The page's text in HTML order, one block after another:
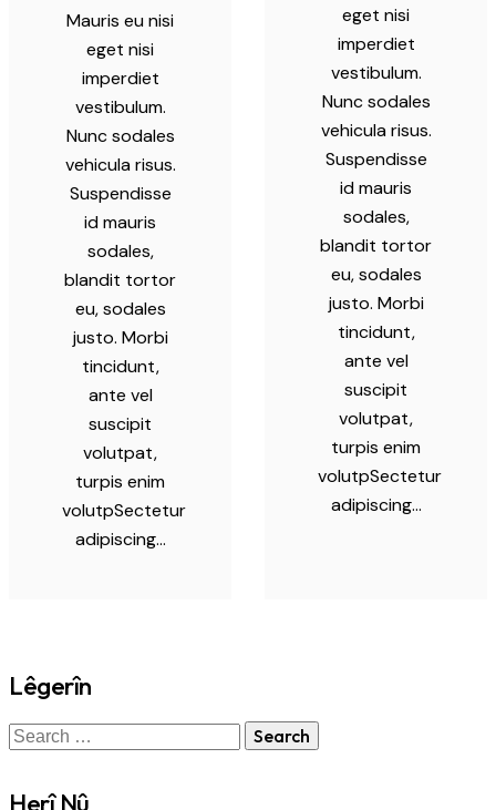
Mauris eu nisi
eget nisi
imperdiet
vestibulum.
Nunc sodales
vehicula risus.
Suspendisse
id mauris
sodales,
blandit tortor
eu, sodales
justo. Morbi
tincidunt,
ante vel
suscipit
volutpat,
turpis enim
volutpSectetur
adipiscing…
eget nisi
imperdiet
vestibulum.
Nunc sodales
vehicula risus.
Suspendisse
id mauris
sodales,
blandit tortor
eu, sodales
justo. Morbi
tincidunt,
ante vel
suscipit
volutpat,
turpis enim
volutpSectetur
adipiscing…
Lêgerîn
Herî Nû